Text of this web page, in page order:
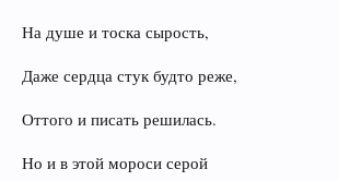
На душе и тоска сырость,
Даже сердца стук будто реже,
Оттого и писать решилась.
Но и в этой мороси серой